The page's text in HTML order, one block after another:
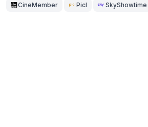
CineMember Picl SkyShowtime